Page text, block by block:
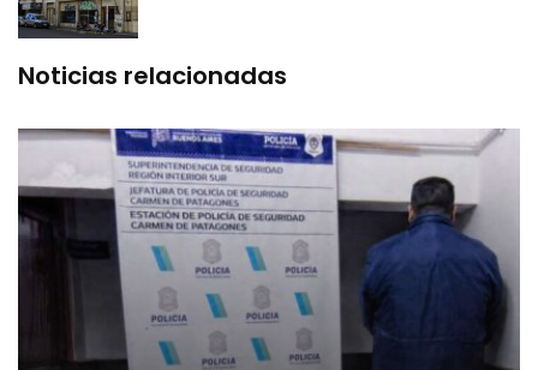
Noticias relacionadas